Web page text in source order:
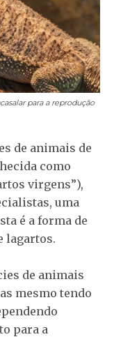
para a reprodução
de animais de
como
virgens”),
uma
é a forma de
lagartos.
de animais
mesmo tendo
para a